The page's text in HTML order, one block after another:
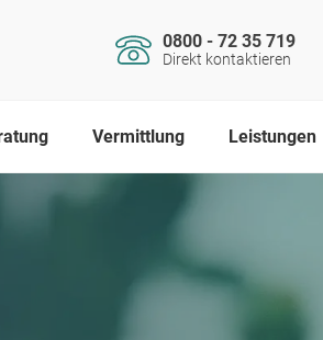
0800 - 72 35 719
Direkt kontaktieren
Vermittlung Leistungen